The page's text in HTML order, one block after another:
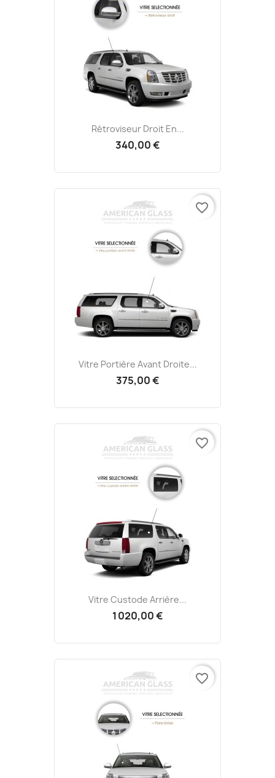
Rétroviseur Droit En...
340,00 €
Vitre Portière Avant Droite...
375,00 €
favorite_border
Vitre Custode Arrière...
1 020,00 €
favorite_border
favorite_border